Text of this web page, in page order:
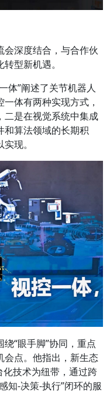
深度结合，与合作伙
型新机遇。
体”阐述了关节机器人
体有两种实现方式，
二是在视觉系统中集成
和算法领域的长期积
现。
“眼手脚”协同，重点
会点。他指出，新生态
化技术为纽带，通过跨
知-决策-执行”闭环的服